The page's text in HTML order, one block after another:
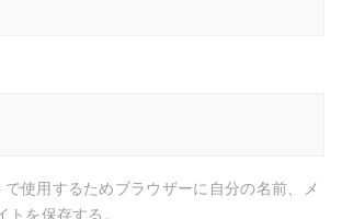
使用するためブラウザーに自分の名前、メ
トを保存する。